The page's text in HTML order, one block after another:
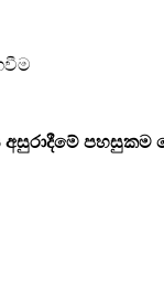
අසුරාදීමේ පහසුකම